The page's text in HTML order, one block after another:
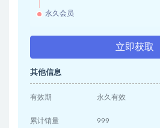
永久会员
立即获取
其他信息
有效期 永久有效
累计销量 999